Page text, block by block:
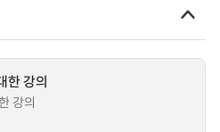
한 강의
강의